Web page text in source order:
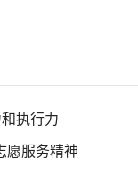
执行力
愿服务精神